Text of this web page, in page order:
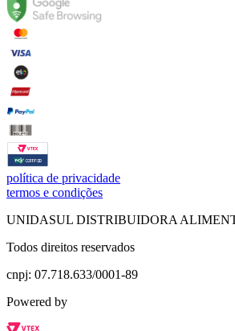
política de privacidade
termos e condições
UNIDASUL DISTRIBUIDORA
Todos direitos reservados
cnpj: 07.718.633/0001-89
Powered by